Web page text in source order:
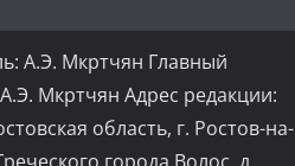
А.Э. Мкртчян Главный
Мкртчян Адрес редакции:
область, г. Ростов-на-